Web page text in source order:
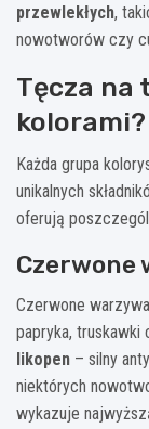
przewlekłych,
nowotworów czy
Tęcza na
kolorami?
Każda grupa
unikalnych
oferują
Czerwone
Czerwone
papryka,
likopen – silny
niektórych
wykazuje